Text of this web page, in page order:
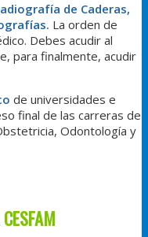
de Caderas,
La orden de
Debes acudir al
para finalmente, acudir
de universidades e
final de las carreras de
Odontología y
CESFAM